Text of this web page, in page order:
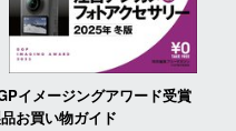
イメージングアワード受賞
お買い物ガイド